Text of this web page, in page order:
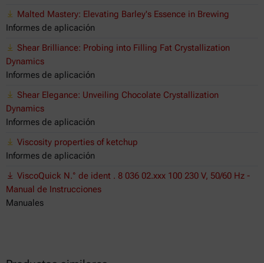
Malted Mastery: Elevating Barley's Essence in Brewing
Informes de aplicación
Shear Brilliance: Probing into Filling Fat Crystallization
Dynamics
Informes de aplicación
Shear Elegance: Unveiling Chocolate Crystallization
Dynamics
Informes de aplicación
Viscosity properties of ketchup
Informes de aplicación
ViscoQuick N.° de ident . 8 036 02.xxx 100 230 V, 50/60 Hz -
Manual de Instrucciones
Manuales